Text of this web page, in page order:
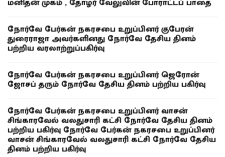
மனிதன் முகம் , தோழர் வேலுவின் போராட்டப் பாதை
நோர்வே பேர்கன் நகரசபை உறுப்பினர் குபேரன்
துரைராஜா அவர்களினது நோர்வே தேசிய தினம்
பற்றிய வரலாற்றுப்பகிர்வு
நோர்வே பேர்கன் நகரசபை உறுப்பினர் ஜெரோன்
ஜோசப் தரும் நோர்வே தேசிய தினம் பற்றிய பகிர்வு
நோர்வே பேர்கன் நகரசபை உறுப்பினர் வாசன்
சிங்காரவேல் வலதுசாரி கட்சி நோர்வே தேசிய தினம்
பற்றிய பகிர்வு நோர்வே பேர்கன் நகரசபை உறுப்பினர்
வாசன் சிங்காரவேல் வலதுசாரி கட்சி நோர்வே தேசிய
தினம் பற்றிய பகிர்வு